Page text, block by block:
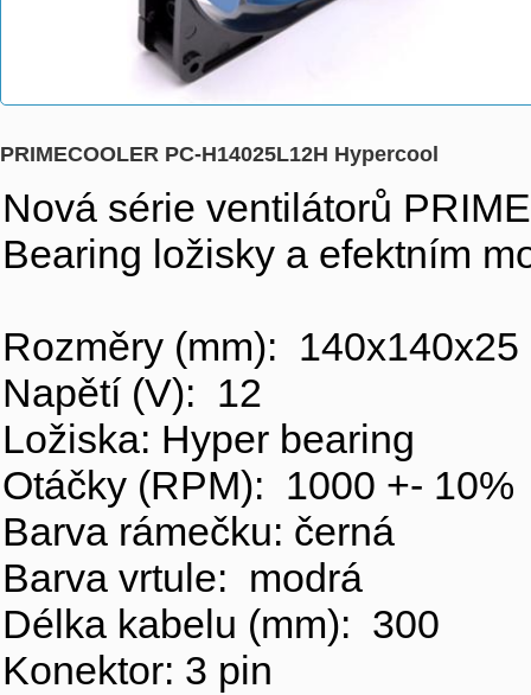
PRIMECOOLER PC-H14025L12H Hypercool
Nová série ventilátorů
Bearing ložisky a efektním
Rozměry (mm): 140x140x25
Napětí (V): 12
Ložiska: Hyper bearing
Otáčky (RPM): 1000 +- 10%
Barva rámečku: černá
Barva vrtule: modrá
Délka kabelu (mm): 300
Konektor: 3 pin